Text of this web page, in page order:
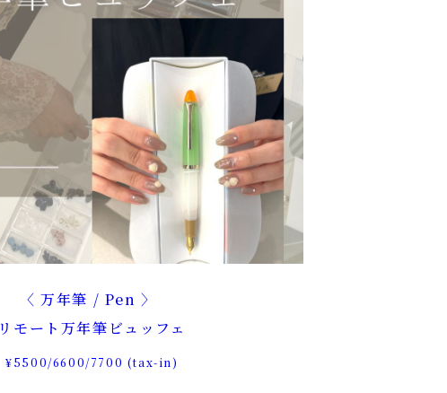
万年筆 / Pen
リモート万年筆ビュッフェ
¥5500/6600/7700 (tax-in)